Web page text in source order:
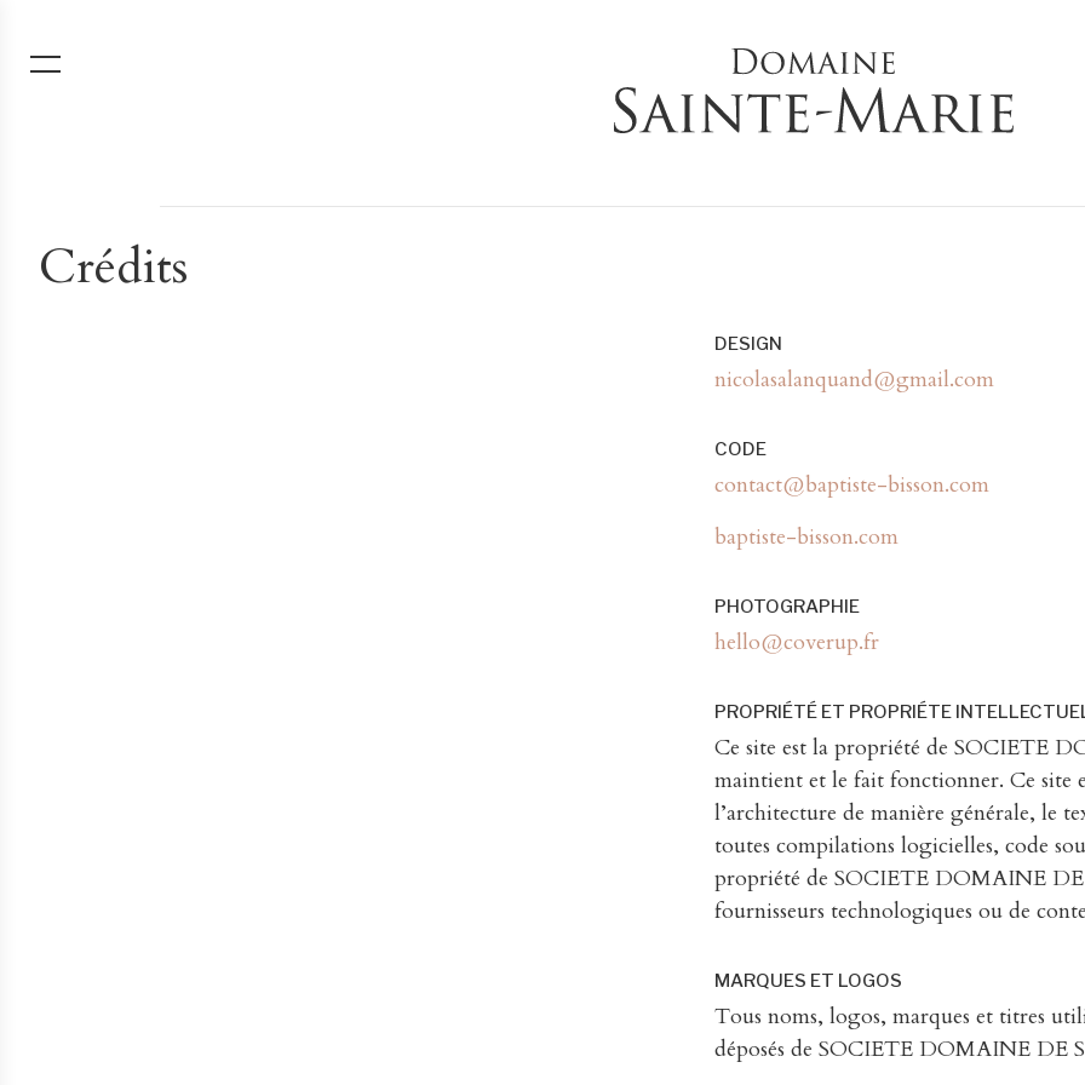
Crédits
DESIGN
nicolasalanquand@gmail.com
CODE
contact@baptiste-bisson.com
baptiste-bisson.com
PHOTOGRAPHIE
hello@coverup.fr
PROPRIÉTÉ ET PROPRIÉTE
Ce site est la propriété de SOCIETE
maintient et le fait fonctionner. Ce site
l’architecture de manière générale, le
toutes compilations logicielles, code
propriété de SOCIETE DOMAINE DE
fournisseurs technologiques ou de
MARQUES ET LOGOS
Tous noms, logos, marques et titres
déposés de SOCIETE DOMAINE DE